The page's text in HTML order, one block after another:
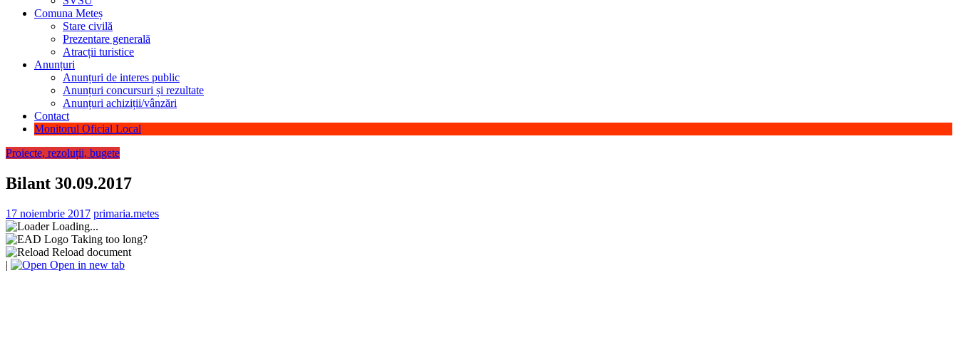
Comuna Meteș
Stare civilă
Prezentare generală
Atracții turistice
Anunțuri
Anunțuri de interes public
Anunțuri concursuri și rezultate
Anunțuri achiziții/vânzări
Contact
Monitorul Oficial Local
Proiecte, rezoluții, bugete
Bilant 30.09.2017
17 noiembrie 2017 primaria.metes
Loading...
Taking too long?
Reload document
|
Open in new tab